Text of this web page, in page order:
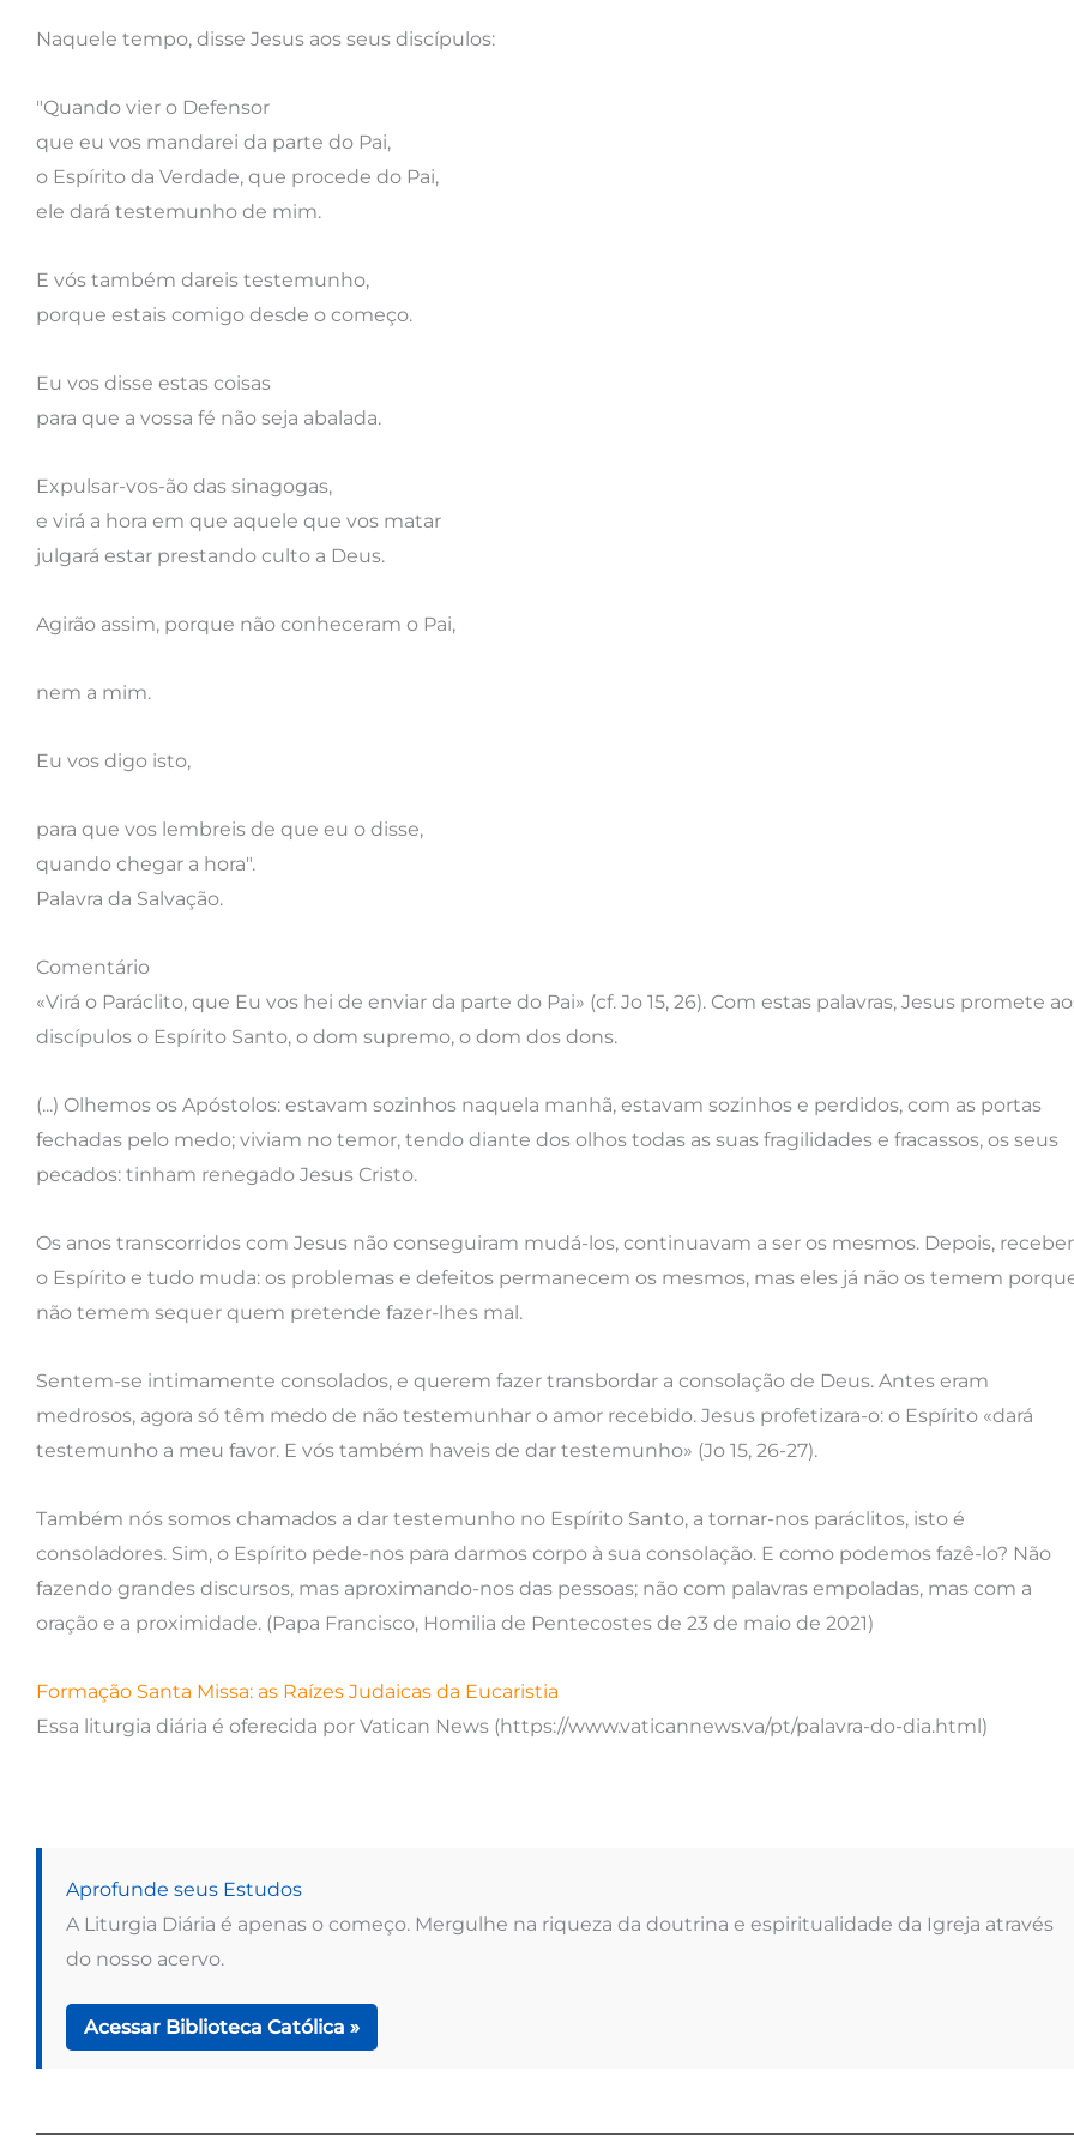
Naquele tempo, disse Jesus aos seus discípulos:
"Quando vier o Defensor
que eu vos mandarei da parte do Pai,
o Espírito da Verdade, que procede do Pai,
ele dará testemunho de mim.
E vós também dareis testemunho,
porque estais comigo desde o começo.
Eu vos disse estas coisas
para que a vossa fé não seja abalada.
Expulsar-vos-ão das sinagogas,
e virá a hora em que aquele que vos matar
julgará estar prestando culto a Deus.
Agirão assim, porque não conheceram o Pai,
nem a mim.
Eu vos digo isto,
para que vos lembreis de que eu o disse,
quando chegar a hora".
Palavra da Salvação.
Comentário
«Virá o Paráclito, que Eu vos hei de enviar da parte do Pai» (cf. Jo 15, 26). Com estas palavras, Jesus promete
discípulos o Espírito Santo, o dom supremo, o dom dos dons.
(...) Olhemos os Apóstolos: estavam sozinhos naquela manhã, estavam sozinhos e perdidos, com as portas
fechadas pelo medo; viviam no temor, tendo diante dos olhos todas as suas fragilidades e fracassos, os seus
pecados: tinham renegado Jesus Cristo.
Os anos transcorridos com Jesus não conseguiram mudá-los, continuavam a ser os mesmos. Depois,
o Espírito e tudo muda: os problemas e defeitos permanecem os mesmos, mas eles já não os temem
não temem sequer quem pretende fazer-lhes mal.
Sentem-se intimamente consolados, e querem fazer transbordar a consolação de Deus. Antes eram
medrosos, agora só têm medo de não testemunhar o amor recebido. Jesus profetizara-o: o Espírito «dará
testemunho a meu favor. E vós também haveis de dar testemunho» (Jo 15, 26-27).
Também nós somos chamados a dar testemunho no Espírito Santo, a tornar-nos paráclitos, isto é
consoladores. Sim, o Espírito pede-nos para darmos corpo à sua consolação. E como podemos fazê-lo? Não
fazendo grandes discursos, mas aproximando-nos das pessoas; não com palavras empoladas, mas com a
oração e a proximidade. (Papa Francisco, Homilia de Pentecostes de 23 de maio de 2021)
Formação Santa Missa: as Raízes Judaicas da Eucaristia
Essa liturgia diária é oferecida por Vatican News (https://www.vaticannews.va/pt/palavra-do-dia.html)
Aprofunde seus Estudos
A Liturgia Diária é apenas o começo. Mergulhe na riqueza da doutrina e espiritualidade da Igreja através
do nosso acervo.
Acessar Biblioteca Católica »